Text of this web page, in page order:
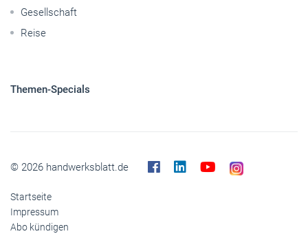
Gesellschaft
Reise
Themen-Specials
© 2026 handwerksblatt.de
Startseite
Impressum
Abo kündigen